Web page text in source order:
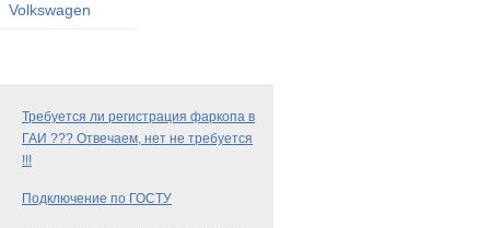
Volkswagen
Требуется ли регистрация фаркопа в
ГАИ ??? Отвечаем, нет не требуется
!!!
Подключение по ГОСТУ